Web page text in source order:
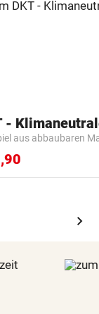
aus abbaubaren
chevron_right